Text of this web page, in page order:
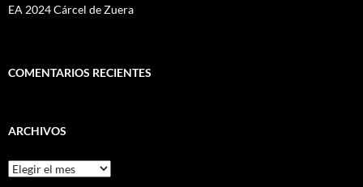
EA 2024 Cárcel de Zuera
COMENTARIOS RECIENTES
ARCHIVOS
Archivos